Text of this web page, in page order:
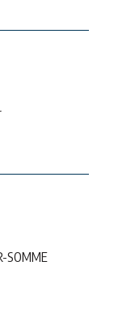
SOMME